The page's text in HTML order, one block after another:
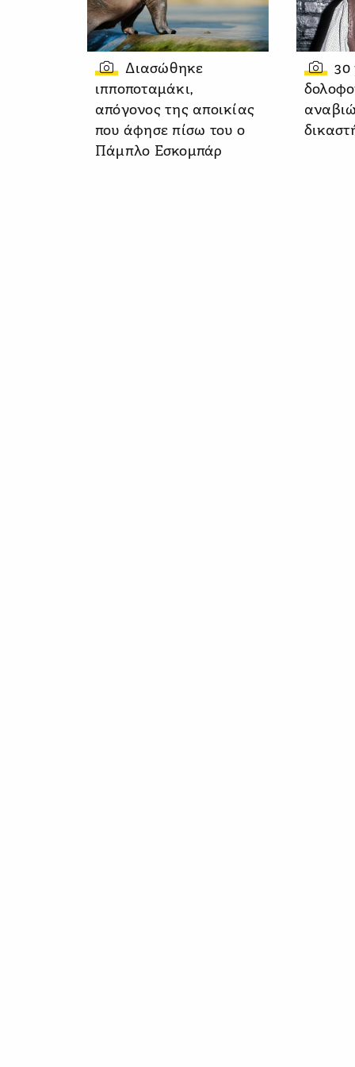
Διασώθηκε
ιπποποταμάκι,
απόγονος της αποικίας
που άφησε πίσω του ο
Πάμπλο Εσκομπάρ
30